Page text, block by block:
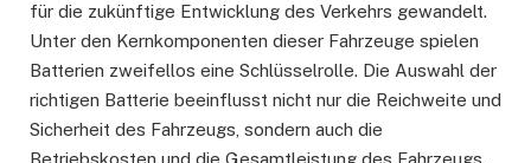
für die zukünftige Entwicklung des Verkehrs gewandelt.
Unter den Kernkomponenten dieser Fahrzeuge spielen
Batterien zweifellos eine Schlüsselrolle. Die Auswahl der
richtigen Batterie beeinflusst nicht nur die Reichweite und
Sicherheit des Fahrzeugs, sondern auch die